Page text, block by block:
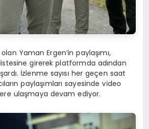
Yaman Ergen’in paylaşımı,
girerek platformda adından
İzlenme sayısı her geçen saat
paylaşımları sayesinde video
ulaşmaya devam ediyor.